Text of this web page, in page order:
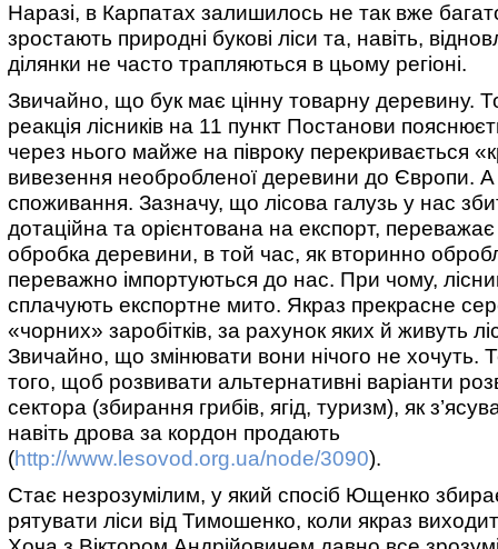
Наразі, в Карпатах залишилось не так вже
зростають природні букові ліси та, навіть,
ділянки не часто трапляються в цьому регіоні.
Звичайно, що бук має цінну товарну деревину.
реакція лісників на 11 пункт Постанови
через нього майже на півроку перекривається
вивезення необробленої деревини до Європи. А
споживання. Зазначу, що лісова галузь у нас
дотаційна та орієнтована на експорт,
обробка деревини, в той час, як вторинно
переважно імпортуються до нас. При чому,
сплачують експортне мито. Якраз прекрасне
«чорних» заробітків, за рахунок яких й живуть
Звичайно, що змінювати вони нічого не хочуть.
того, щоб розвивати альтернативні варіанти
сектора (збирання грибів, ягід, туризм), як
навіть дрова за кордон продають
(http://www.lesovod.org.ua/node/3090).
Стає незрозумілим, у який спосіб Ющенко
рятувати ліси від Тимошенко, коли якраз